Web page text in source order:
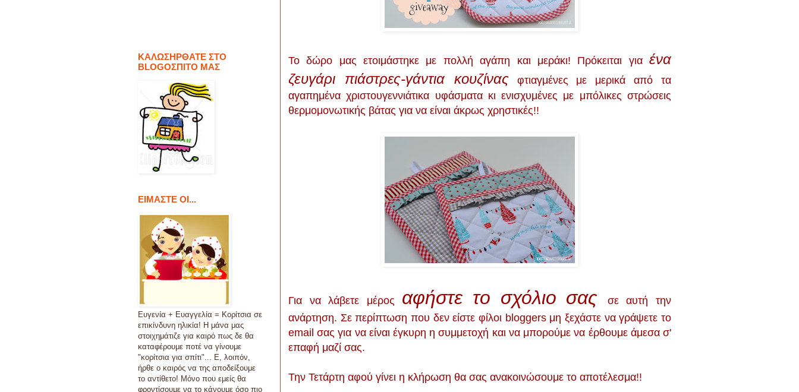
Το δώρο μας ετοιμάστηκε με πολλή αγάπη και μεράκι! Πρόκειται για ένα
ζευγάρι πιάστρες-γάντια κουζίναςφτιαγμένες με μερικά από τα
αγαπημένα χριστουγεννιάτικα υφάσματα κι ενισχυμένες με μπόλικες στρώσεις
θερμομονωτικής βάτας για να είναι άκρως χρηστικές!!
Για να λάβετε μέρος αφήστε το σχόλιο σας
σε αυτή την
ανάρτηση. Σε περίπτωση που δεν είστε φίλοι bloggers μη ξεχάστε να γράψετε το
email σας για να είναι έγκυρη η συμμετοχή και να μπορούμε να έρθουμε άμεσα σ'
επαφή μαζί σας.
Την Τετάρτη αφού γίνει η κλήρωση θα σας ανακοινώσουμε το αποτέλεσμα!!
ΚΑΛΩΣΗΡΘΑΤΕ ΣΤΟ
BLOGΟΣΠΙΤΟ ΜΑΣ
ΕΙΜΑΣΤΕ ΟΙ...
Ευγενία + Ευαγγελία = Κορίτσια σε
επικίνδυνη ηλικία! Η μάνα μας
στοιχημάτιζε για καιρό πως δε θα
καταφέρουμε ποτέ να γίνουμε
"κορίτσια για σπίτι"... Ε, λοιπόν,
ήρθε ο καιρός να της αποδείξουμε
το αντίθετο! Μόνο που εμείς θα
φροντίσουμε να το κάνουμε όσο πιο